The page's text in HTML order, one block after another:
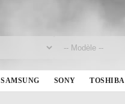
SAMSUNG SONY TOSHIBA